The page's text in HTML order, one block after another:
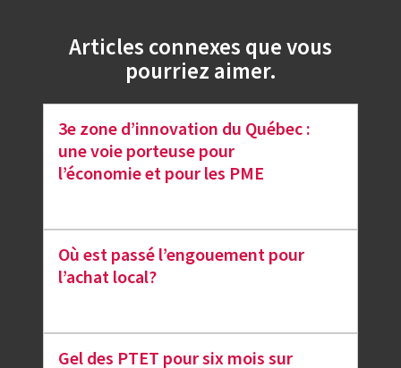
Articles connexes que vous
pourriez aimer.
3e zone d’innovation du Québec :
une voie porteuse pour
l’économie et pour les PME
Où est passé l’engouement pour
l’achat local?
Gel des PTET pour six mois sur